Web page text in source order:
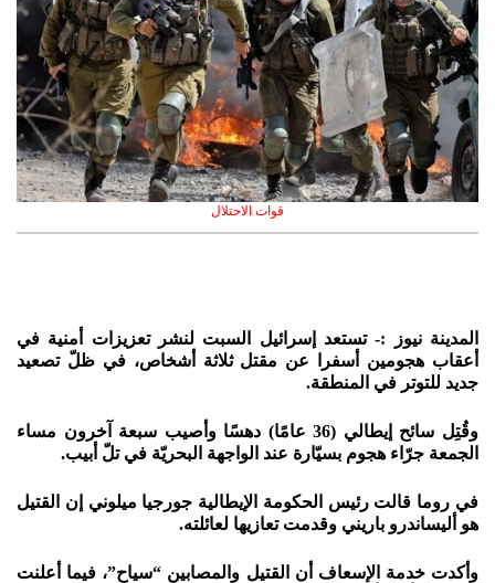
قوات الاحتلال
المدينة نيوز :- تستعد إسرائيل السبت لنشر تعزيزات أمنية في
أعقاب هجومين أسفرا عن مقتل ثلاثة أشخاص، في ظلّ تصعيد
جديد للتوتر في المنطقة.
وقُتِل سائح إيطالي (36 عامًا) دهسًا وأصيب سبعة آخرون مساء
الجمعة جرّاء هجوم بسيّارة عند الواجهة البحريّة في تلّ أبيب.
في روما قالت رئيس الحكومة الإيطالية جورجيا ميلوني إن القتيل
هو أليساندرو باريني وقدمت تعازيها لعائلته.
وأكدت خدمة الإسعاف أن القتيل والمصابين “سياح”، فيما أعلنت